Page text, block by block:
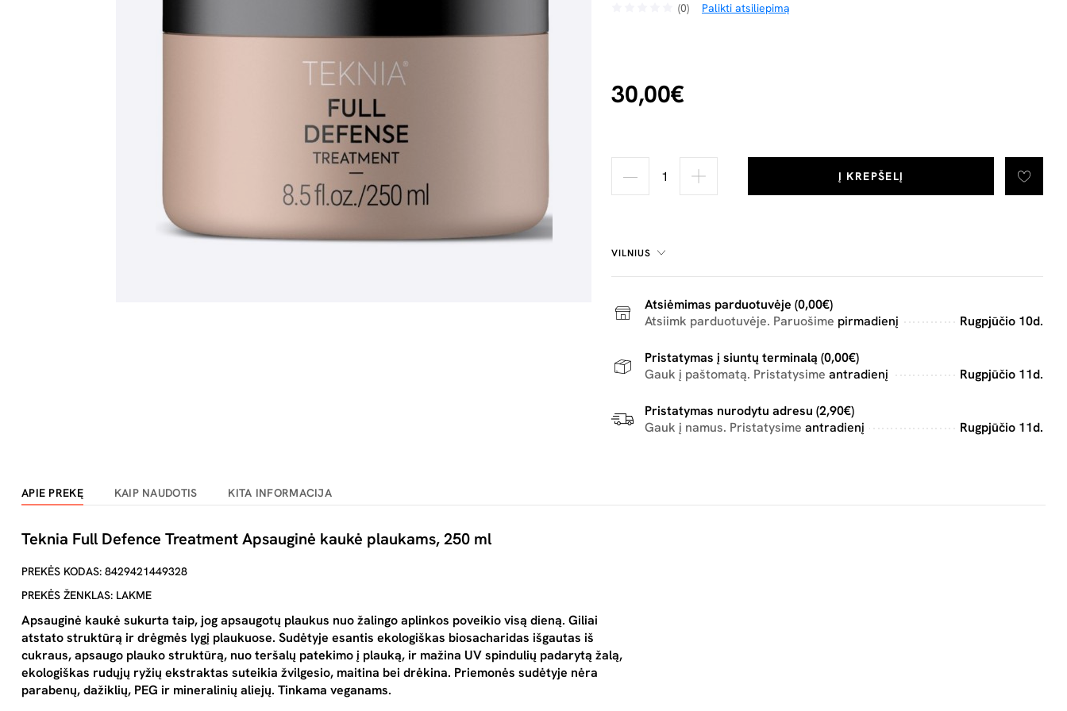
(0) Palikti atsiliepimą
30,00€
Į KREPŠELĮ
VILNIUS
Atsiėmimas parduotuvėje (0,00€)
Atsiimk parduotuvėje. Paruošime pirmadienį Rugpjūčio 10d.
Pristatymas į siuntų terminalą (0,00€)
Gauk į paštomatą. Pristatysime antradienį Rugpjūčio 11d.
Pristatymas nurodytu adresu (2,90€)
Gauk į namus. Pristatysime antradienį Rugpjūčio 11d.
APIE PREKĘ KAIP NAUDOTIS KITA INFORMACIJA
Teknia Full Defence Treatment Apsauginė kaukė plaukams, 250 ml
PREKĖS KODAS: 8429421449328
PREKĖS ŽENKLAS: LAKME
Apsauginė kaukė sukurta taip, jog apsaugotų plaukus nuo žalingo aplinkos poveikio visą dieną. Giliai
atstato struktūrą ir drėgmės lygį plaukuose. Sudėtyje esantis ekologiškas biosacharidas išgautas iš
cukraus, apsaugo plauko struktūrą, nuo teršalų patekimo į plauką, ir mažina UV spindulių padarytą žalą,
ekologiškas rudųjų ryžių ekstraktas suteikia žvilgesio, maitina bei drėkina. Priemonės sudėtyje nėra
parabenų, dažiklių, PEG ir mineralinių aliejų. Tinkama veganams.